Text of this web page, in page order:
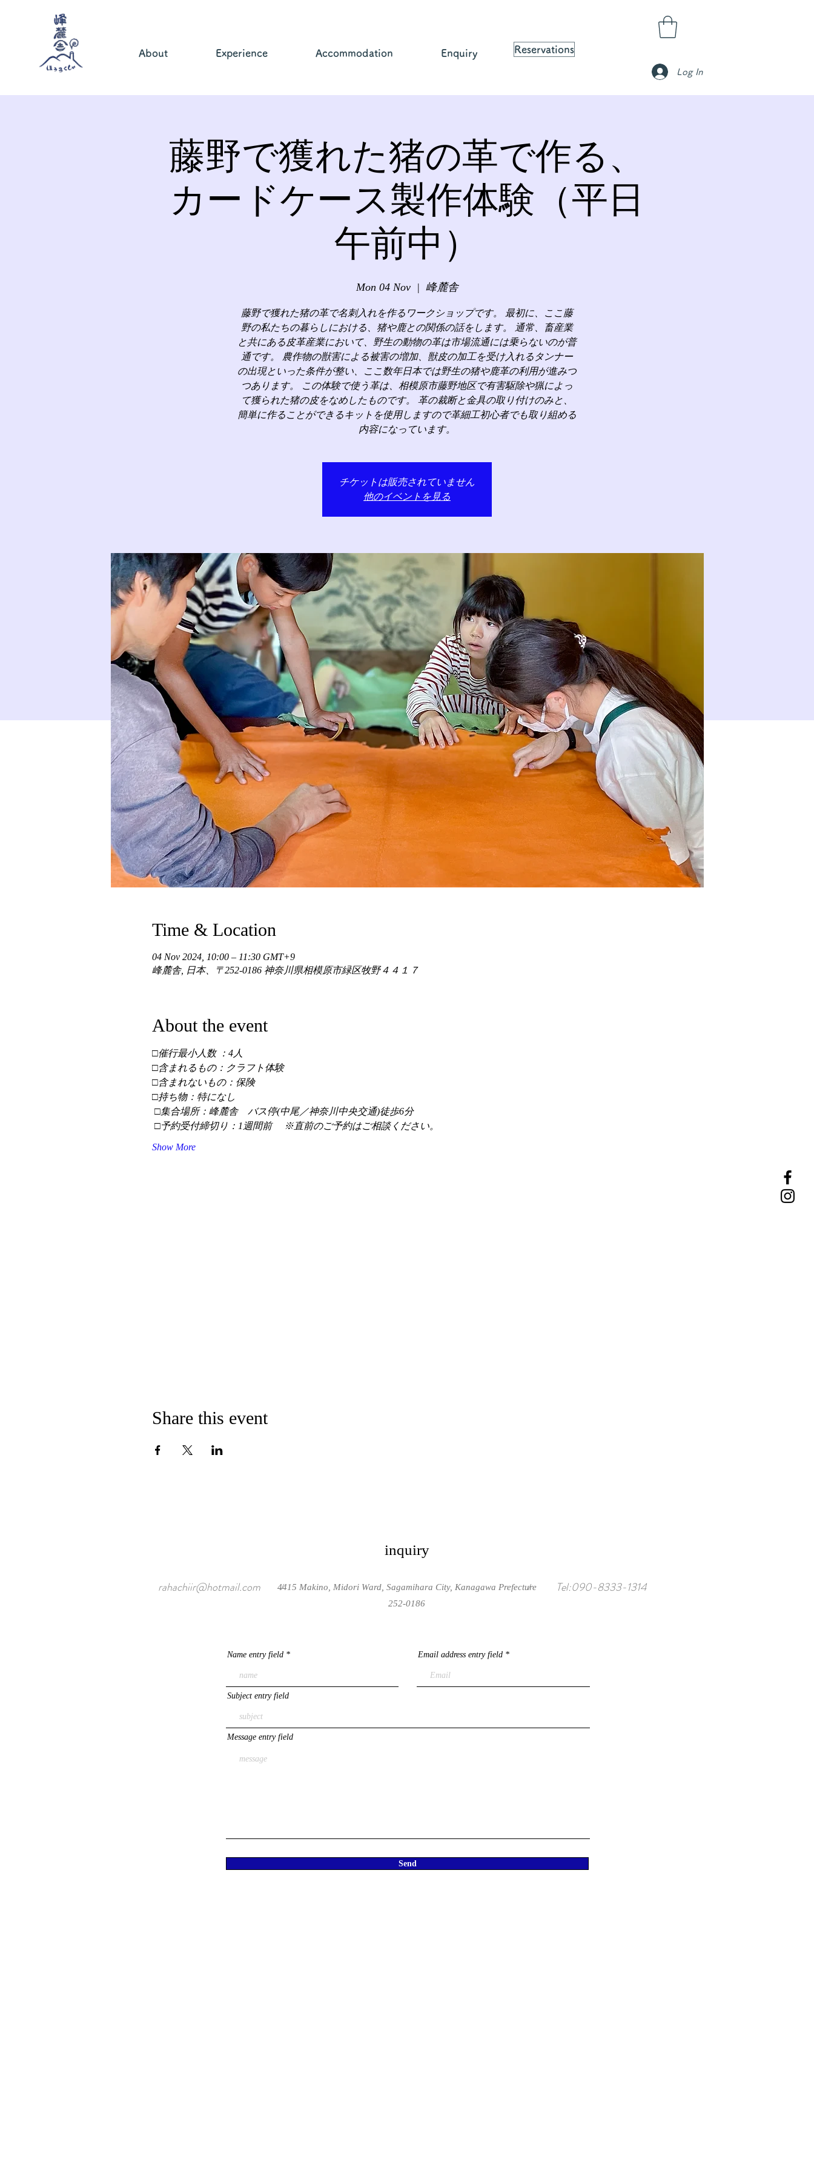
About Experience Accommodation Enquiry Reservations
Log In
藤野で獲れた猪の革で作る、
カードケース製作体験（平日
午前中）
Mon 04 Nov
  |
峰麓舎
藤野で獲れた猪の革で名刺入れを作るワークショップです。 最初に、ここ藤
野の私たちの暮らしにおける、猪や鹿との関係の話をします。 通常、畜産業
と共にある皮革産業において、野生の動物の革は市場流通には乗らないのが普
通です。 農作物の獣害による被害の増加、獣皮の加工を受け入れるタンナー
の出現といった条件が整い、ここ数年日本では野生の猪や鹿革の利用が進みつ
つあります。 この体験で使う革は、相模原市藤野地区で有害駆除や猟によっ
て獲られた猪の皮をなめしたものです。 革の裁断と金具の取り付けのみと、
簡単に作ることができるキットを使用しますので革細工初心者でも取り組める
内容になっています。
チケットは販売されていません
他のイベントを見る
Time & Location
04 Nov 2024, 10:00 – 11:30 GMT+9
峰麓舎, 日本、〒252-0186 神奈川県相模原市緑区牧野４４１７
About the event
□催行最小人数 ：4人
□含まれるもの：クラフト体験
□含まれないもの：保険
□持ち物：特になし
□集合場所：峰麓舎　バス停(中尾／神奈川中央交通)徒歩6分
□予約受付締切り：1週間前 　※直前のご予約はご相談ください。
Show More
Share this event
inquiry
rahachiir@hotmail.com /
4415 Makino, Midori Ward, Sagamihara City, Kanagawa Prefecture
252-0186
/ Tel:090-8333-1314
Name entry field Email address entry field
Subject entry field
Message entry field
Send